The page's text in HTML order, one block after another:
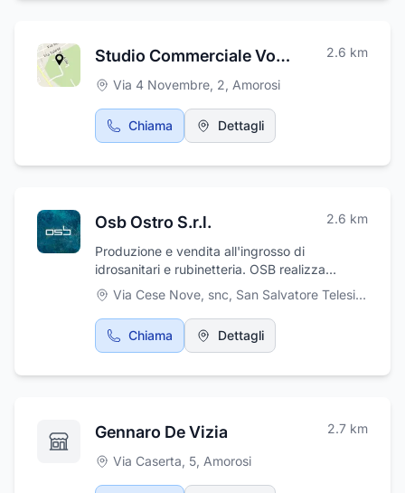
strumenti tecnologici avanzati.
Studio Commerciale Volpe Dott. Pietro 2.6 km
Via 4 Novembre, 2, Amorosi
Chiama Dettagli
Osb Ostro S.r.l. 2.6 km
Produzione e vendita all'ingrosso di
idrosanitari e rubinetteria. OSB realizza
soluzioni contemporanee per realizzare la tua
isola privata di benessere.
Via Cese Nove, snc, San Salvatore Telesino
Chiama Dettagli
Gennaro De Vizia 2.7 km
Via Caserta, 5, Amorosi